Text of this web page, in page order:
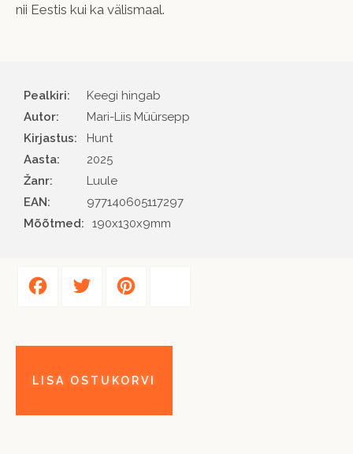
nii Eestis kui ka välismaal.
Pealkiri:
Keegi hingab
Autor
Mari-Liis Müürsepp
Kirjastus
Hunt
Aasta
2025
Žanr
Luule
EAN
977140605117297
Mõõtmed:
190x130x9mm